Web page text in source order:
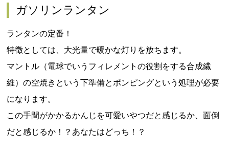
ガソリンランタン
ランタンの定番！
特徴としては、大光量で暖かな灯りを放ちます。
マントル（電球でいうフィレメントの役割をする合成繊
維）の空焼きという下準備とポンピングという処理が必要
になります。
この手間がかかるかんじを可愛いやつだと感じるか、面倒
だと感じるか！？あなたはどっち！？